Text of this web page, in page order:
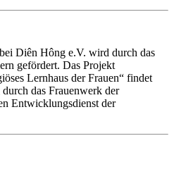
Diên Hông e.V. wird durch das
gefördert. Das Projekt
Lernhaus der Frauen“ findet
das Frauenwerk der
Entwicklungsdienst der